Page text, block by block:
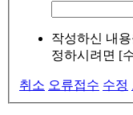
작성하신 내
정하시려면 [
취소 오류접수 수정